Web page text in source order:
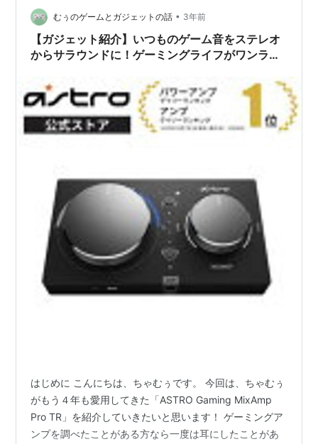
むぅのゲームとガジェットの話 • 3年前
【ガジェット紹介】いつものゲーム音をステレオ
からサラウンドに！ゲーミングライフがワンラン
はじめに こんにちは、ちゃむぅです。 今回は、ちゃむぅ
がもう４年も愛用してきた「ASTRO Gaming MixAmp
Pro TR」を紹介していきたいと思います！ ゲーミングア
ンプを調べたことがある方なら一度は耳にしたことがあ